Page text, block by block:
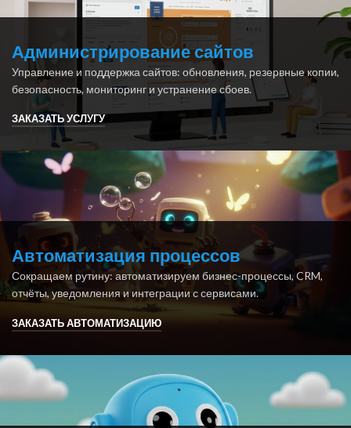
Администрирование сайтов
Управление и поддержка сайтов: обновления, резервные копии,
безопасность, мониторинг и устранение сбоев.
ЗАКАЗАТЬ УСЛУГУ
Автоматизация процессов
Сокращаем рутину: автоматизируем бизнес-процессы, CRM,
отчёты, уведомления и интеграции с сервисами.
ЗАКАЗАТЬ АВТОМАТИЗАЦИЮ